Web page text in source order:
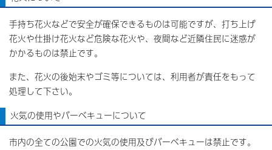
手持ち花火などで安全が確保できるものは可能ですが、打ち上げ
花火や仕掛け花火など危険な花火や、夜間など近隣住民に迷惑が
かかるものは禁止です。
また、花火の後始末やゴミ等については、利用者が責任をもって
処理して下さい。
火気の使用やバーベキューについて
市内の全ての公園での火気の使用及びバーベキューは禁止です。